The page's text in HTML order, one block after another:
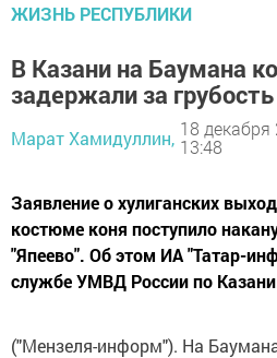
ЖИЗНЬ РЕСПУБЛИКИ
В Казани на Баумана
задержали за грубость
Марат Хамидуллин, 18 декабря
13:48
Заявление о хулиганских
костюме коня поступило
"Япеево". Об этом ИА "Татар-
службе УМВД России по
("Мензеля-информ"). На